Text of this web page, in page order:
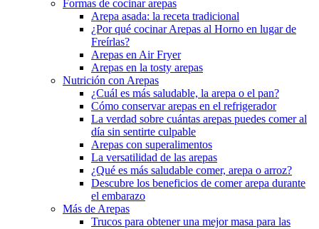
Formas de cocinar arepas
Arepa asada: la receta tradicional
¿Por qué cocinar Arepas al Horno en lugar de
Freírlas?
Arepas en Air Fryer
Arepas en la tosty arepas
Nutrición con Arepas
¿Cuál es más saludable, la arepa o el pan?
Cómo conservar arepas en el refrigerador
La verdad sobre cuántas arepas puedes comer al
día sin sentirte culpable
Arepas con superalimentos
La versatilidad de las arepas
¿Qué es más saludable comer, arepa o arroz?
Descubre los beneficios de comer arepa durante
el embarazo
Más de Arepas
Trucos para obtener una mejor masa para las